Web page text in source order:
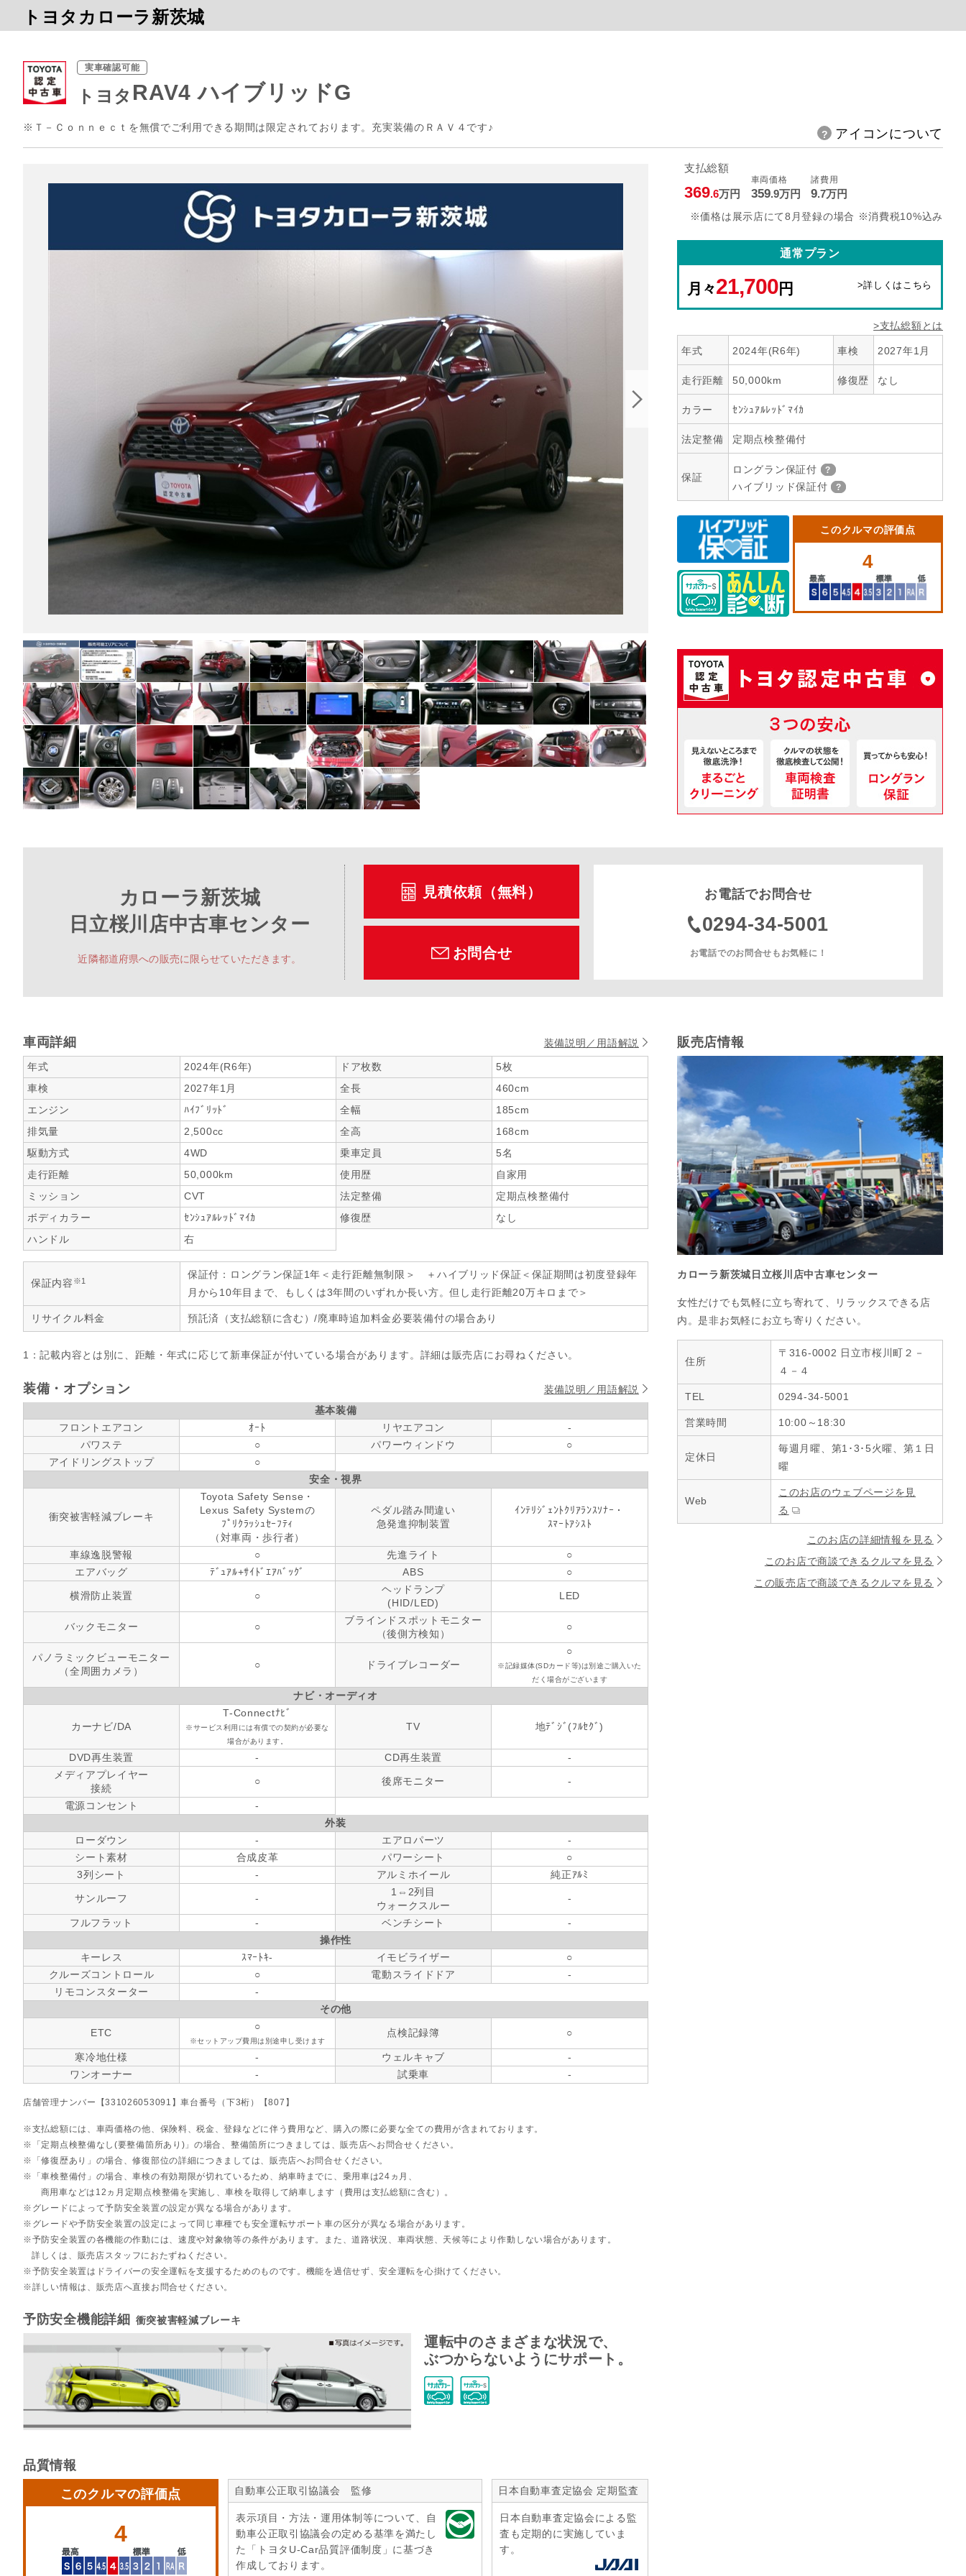
トヨタカローラ新茨城
実車確認可能
トヨタ RAV4 ハイブリッドG
※Ｔ－Ｃｏｎｎｅｃｔを無償でご利用できる期間は限定されております。充実装備のＲＡＶ４です♪ アイコンについて
支払総額
369.6万円
車両価格
359.9万円
諸費用
9.7万円
※価格は展示店にて8月登録の場合 ※消費税10%込み
通常プラン
月々21,700円 >詳しくはこちら
>支払総額とは
年式 2024年(R6年) 車検 2027年1月
走行距離 50,000km 修復歴 なし
カラー ｾﾝｼｭｱﾙﾚｯﾄﾞﾏｲｶ
法定整備 定期点検整備付
保証
ロングラン保証付
ハイブリッド保証付
このクルマの評価点
4
カローラ新茨城
日立桜川店中古車センター
近隣都道府県への販売に限らせていただきます。
見積依頼（無料）
お問合せ
お電話でお問合せ
0294-34-5001
お電話でのお問合せもお気軽に！
車両詳細 装備説明／用語解説
年式 2024年(R6年) ドア枚数
5枚
車検
2027年1月 全長
460cm
エンジン
ﾊｲﾌﾞﾘｯﾄﾞ 全幅
185cm
排気量
2,500cc 全高
168cm
駆動方式
4WD 乗車定員
5名
走行距離
50,000km 使用歴
自家用
ミッション
CVT 法定整備
定期点検整備付
ボディカラー
ｾﾝｼｭｱﾙﾚｯﾄﾞﾏｲｶ 修復歴
なし
ハンドル
右
保証内容 ※1
保証付：ロングラン保証1年＜走行距離無制限＞ ＋ハイブリッド保証＜保証期間は初度登録年
月から10年目まで、もしくは3年間のいずれか長い方。但し走行距離20万キロまで＞
リサイクル料金 預託済（支払総額に含む）/廃車時追加料金必要装備付の場合あり
1：記載内容とは別に、距離・年式に応じて新車保証が付いている場合があります。詳細は販売店にお尋ねください。
装備・オプション
装備説明／用語解説
基本装備
フロントエアコン
ｵｰﾄ リヤエアコン
-
パワステ
○ パワーウィンドウ
○
アイドリングストップ
○
安全・視界
衝突被害軽減ブレーキ
Toyota Safety Sense・
Lexus Safety Systemの
ﾌﾟﾘｸﾗｯｼｭｾｰﾌﾃｨ
（対車両・歩行者）
ペダル踏み間違い
急発進抑制装置
ｲﾝﾃﾘｼﾞｪﾝﾄｸﾘｱﾗﾝｽｿﾅｰ・
ｽﾏｰﾄｱｼｽﾄ
車線逸脱警報 ○ 先進ライト
○
エアバッグ
ﾃﾞｭｱﾙ+ｻｲﾄﾞｴｱﾊﾞｯｸﾞ ABS ○
横滑防止装置 ○
ヘッドランプ
(HID/LED)
LED
バックモニター ○
ブラインドスポットモニター
（後側方検知）
○
パノラミックビューモニター
（全周囲カメラ）
○ ドライブレコーダー
○
※記録媒体(SDカード等)は別途ご購入いた
だく場合がございます
ナビ・オーディオ
カーナビ/DA
T-Connectﾅﾋﾞ
※サービス利用には有償での契約が必要な
場合があります。
TV 地ﾃﾞｼﾞ(ﾌﾙｾｸﾞ)
DVD再生装置 - CD再生装置
-
メディアプレイヤー
接続
○ 後席モニター -
電源コンセント
-
外装
ローダウン
- エアロパーツ
-
シート素材
合成皮革 パワーシート
○
3列シート
- アルミホイール 純正ｱﾙﾐ
サンルーフ -
1⇔2列目
ウォークスルー
-
フルフラット - ベンチシート
-
操作性
キーレス
ｽﾏｰﾄｷ- イモビライザー
○
クルーズコントロール
○ 電動スライドドア
-
リモコンスターター
-
その他
ETC
○
※セットアップ費用は別途申し受けます
点検記録簿 ○
寒冷地仕様 - ウェルキャブ
-
ワンオーナー
- 試乗車 -
店舗管理ナンバー【331026053091】車台番号（下3桁）【807】
支払総額には、車両価格の他、保険料、税金、登録などに伴う費用など、購入の際に必要な全ての費用が含まれております。
「定期点検整備なし(要整備箇所あり)」の場合、整備箇所につきましては、販売店へお問合せください。
「修復歴あり」の場合、修復部位の詳細につきましては、販売店へお問合せください。
「車検整備付」の場合、車検の有効期限が切れているため、納車時までに、乗用車は24ヵ月、
商用車などは12ヵ月定期点検整備を実施し、車検を取得して納車します（費用は支払総額に含む）。
グレードによって予防安全装置の設定が異なる場合があります。
グレードや予防安全装置の設定によって同じ車種でも安全運転サポート車の区分が異なる場合があります。
予防安全装置の各機能の作動には、速度や対象物等の条件があります。また、道路状況、車両状態、天候等により作動しない場合があります。
詳しくは、販売店スタッフにおたずねください。
予防安全装置はドライバーの安全運転を支援するためのものです。機能を過信せず、安全運転を心掛けてください。
詳しい情報は、販売店へ直接お問合せください。
予防安全機能詳細 衝突被害軽減ブレーキ
運転中のさまざまな状況で、
ぶつからないようにサポート。
品質情報
このクルマの評価点
4
自動車公正取引協議会 監修
表示項目・方法・運用体制等について、自
動車公正取引協議会の定める基準を満たし
た「トヨタU-Car品質評価制度」に基づき
作成しております。
日本自動車査定協会 定期監査
日本自動車査定協会による監
査も定期的に実施していま
す。
販売店情報
カローラ新茨城日立桜川店中古車センター
女性だけでも気軽に立ち寄れて、リラックスできる店
内。是非お気軽にお立ち寄りください。
住所
〒316-0002 日立市桜川町２－
４－４
TEL 0294-34-5001
営業時間 10:00～18:30
定休日
毎週月曜、第1･3･5火曜、第１日
曜
Web
このお店のウェブページを見
る
このお店の詳細情報を見る
このお店で商談できるクルマを見る
この販売店で商談できるクルマを見る